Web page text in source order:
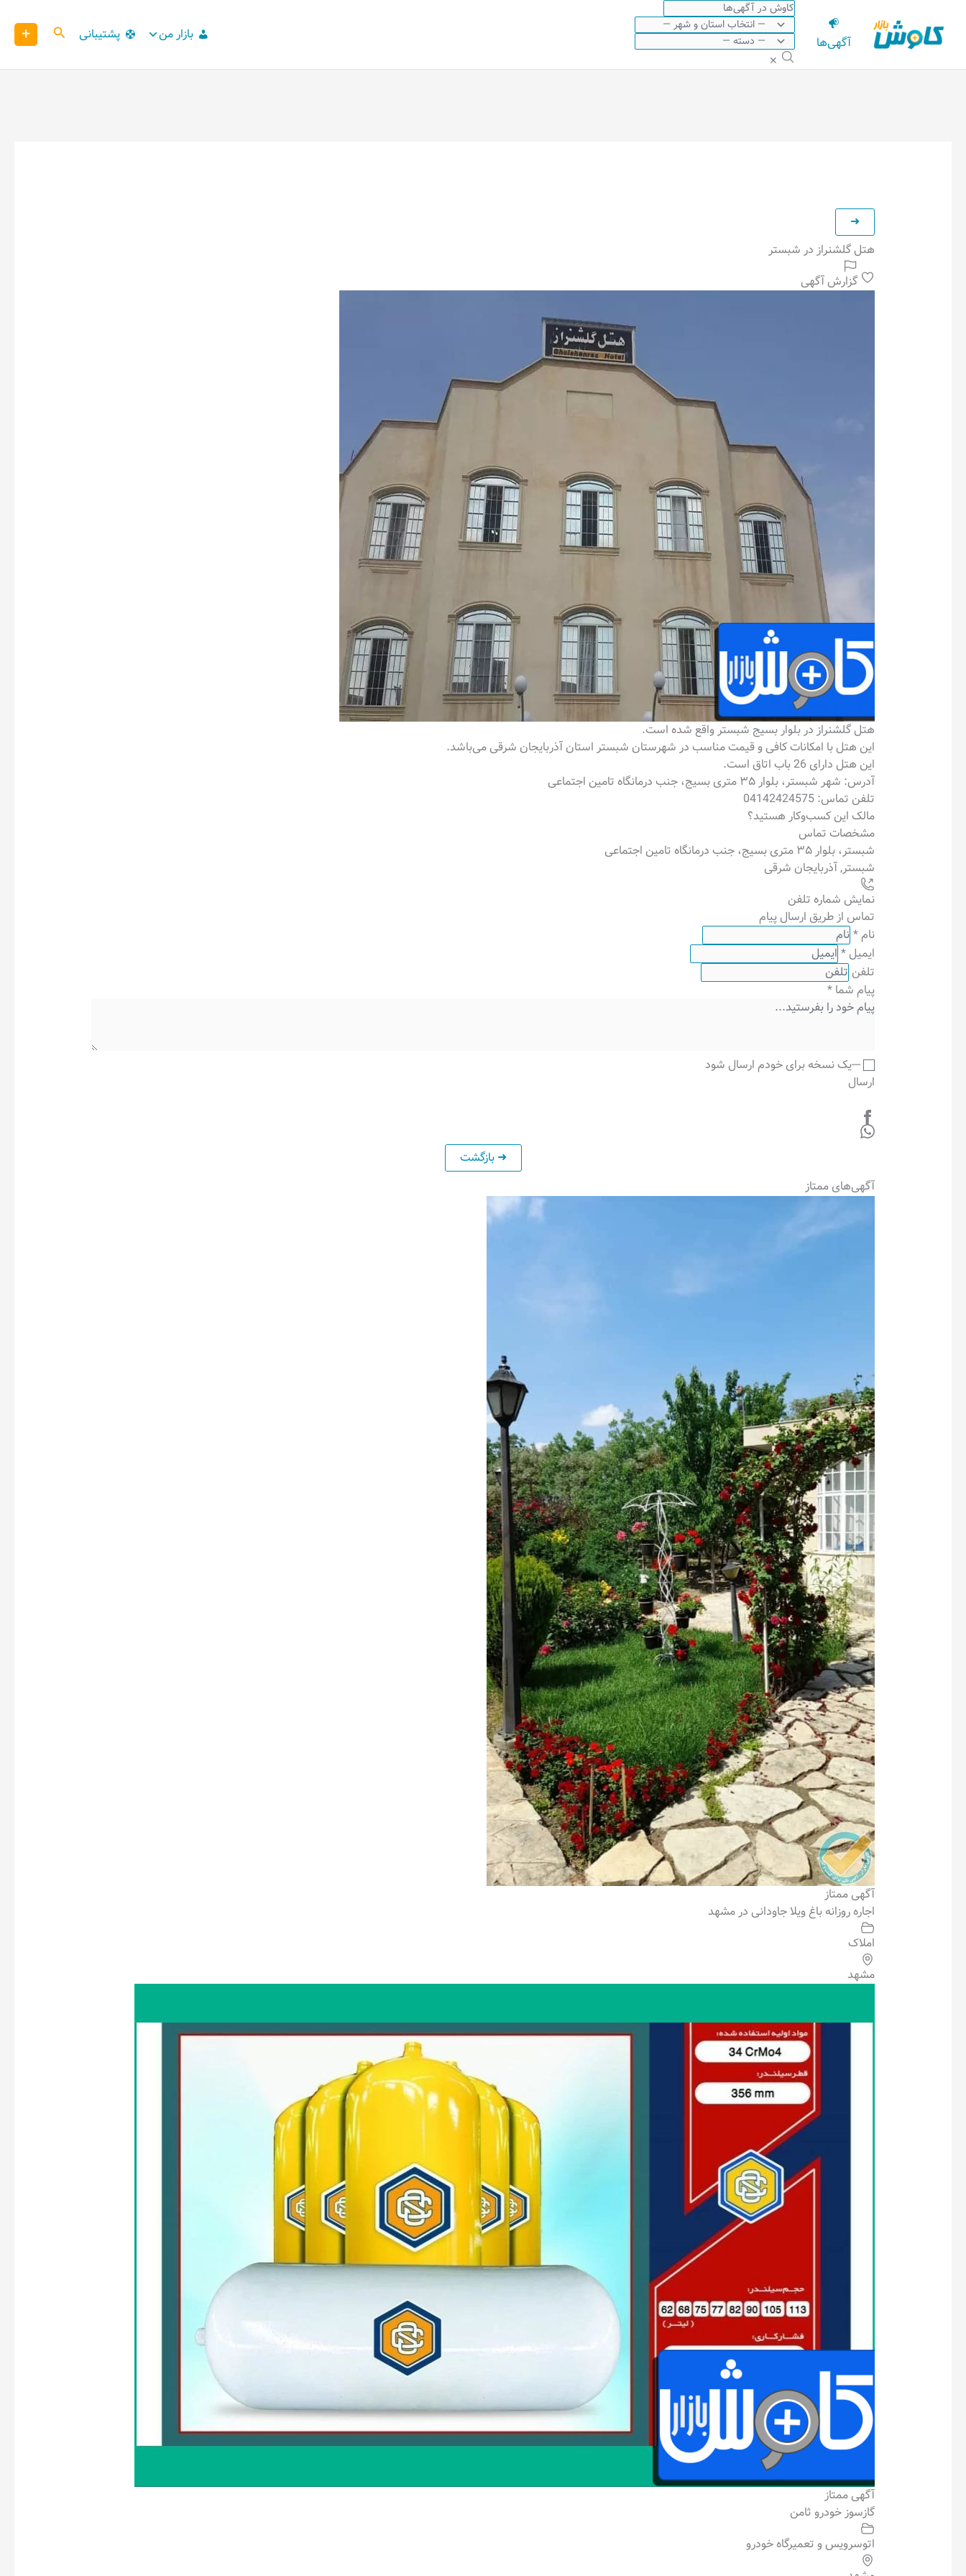
محتوا
آگهی‌ها
✕
بازار من پشتیبانی کاوش +
هتل گلشنراز در شبستر
گزارش آگهی
هتل گلشنراز در بلوار بسیج شبستر واقع شده است.
این هتل با امکانات کافی و قیمت مناسب در شهرستان شبستر استان آذربایجان شرقی می‌باشد.
این هتل دارای 26 باب اتاق است.
آدرس: شهر شبستر، بلوار ۳۵ متری بسیج، جنب درمانگاه تامین اجتماعی
تلفن تماس: 04142424575
مالک این کسب‌وکار هستید؟
مشخصات تماس
شبستر، بلوار ۳۵ متری بسیج، جنب درمانگاه تامین اجتماعی
شبستر,آذربایجان شرقی
نمایش شماره تلفن
تماس از طریق ارسال پیام
نام*
ایمیل *
تلفن
پیام شما *
---یک نسخه برای خودم ارسال شود
ارسال
آگهی‌های ممتاز
آگهی ممتاز
اجاره روزانه باغ ویلا جاودانی در مشهد
املاک
مشهد
آگهی ممتاز
گازسوز خودرو ثامن
اتوسرویس و تعمیرگاه خودرو